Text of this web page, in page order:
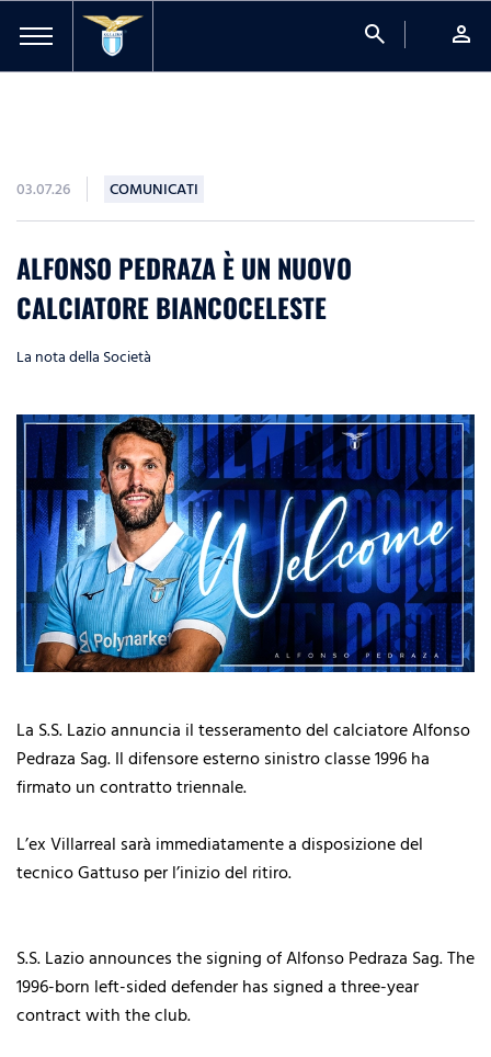
search person
03.07.26 COMUNICATI
ALFONSO PEDRAZA È UN NUOVO
CALCIATORE BIANCOCELESTE
La nota della Società
La S.S. Lazio annuncia il tesseramento del calciatore Alfonso
Pedraza Sag. Il difensore esterno sinistro classe 1996 ha
firmato un contratto triennale.
L’ex Villarreal sarà immediatamente a disposizione del
tecnico Gattuso per l’inizio del ritiro.
S.S. Lazio announces the signing of Alfonso Pedraza Sag. The
1996-born left-sided defender has signed a three-year
contract with the club.